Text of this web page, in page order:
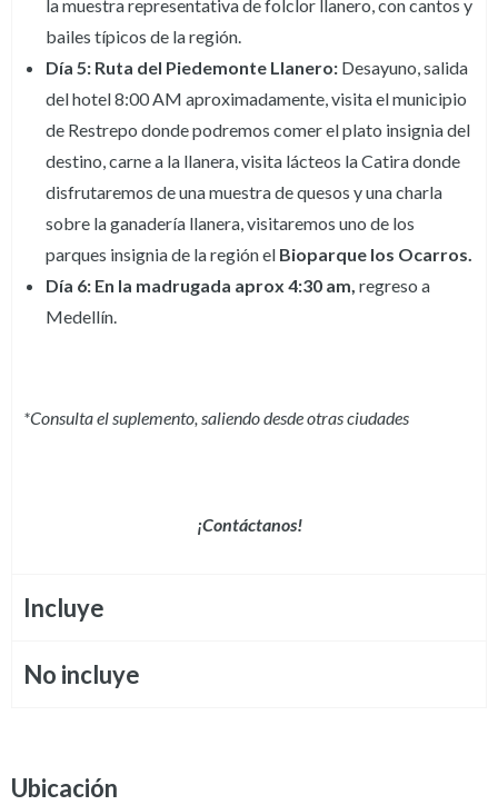
la muestra representativa de folclor llanero, con cantos y
bailes típicos de la región.
Día 5: Ruta del Piedemonte Llanero: Desayuno, salida
del hotel 8:00 AM aproximadamente, visita el municipio
de Restrepo donde podremos comer el plato insignia del
destino, carne a la llanera, visita lácteos la Catira donde
disfrutaremos de una muestra de quesos y una charla
sobre la ganadería llanera, visitaremos uno de los
parques insignia de la región el Bioparque los Ocarros.
Día 6: En la madrugada aprox 4:30 am, regreso a
Medellín.
*Consulta el suplemento, saliendo desde otras ciudades
¡Contáctanos!
Incluye
No incluye
Ubicación